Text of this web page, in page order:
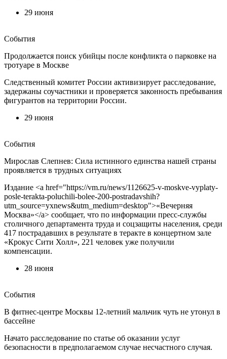
29 июня
События
Продолжается поиск убийцы после конфликта о парковке на
тротуаре в Москве
Следственный комитет России активизирует расследование,
задержаны соучастники и проверяется законность пребывания
фигурантов на территории России.
29 июня
События
Мирослав Слепнев: Сила истинного единства нашей страны
проявляется в трудных ситуациях
Издание <a href="https://vm.ru/news/1126625-v-moskve-vyplaty-
posle-terakta-poluchili-bolee-200-postradavshih?
utm_source=yxnews&utm_medium=desktop">«Вечерняя
Москва»</a> сообщает, что по информации пресс-службы
столичного департамента труда и соцзащиты населения, среди
417 пострадавших в результате в теракте в концертном зале
«Крокус Сити Холл», 221 человек уже получили
компенсации.
28 июня
События
В фитнес-центре Москвы 12-летний мальчик чуть не утонул в
бассейне
Начато расследование по статье об оказании услуг
безопасности в предполагаемом случае несчастного случая.